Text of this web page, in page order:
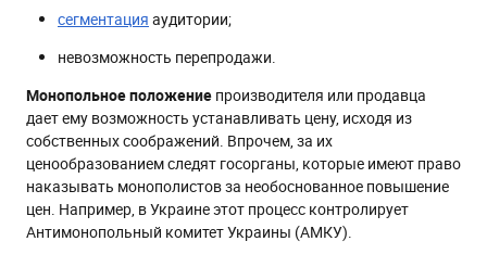
сегментация аудитории;
невозможность перепродажи.
Монопольное положение производителя или продавца
дает ему возможность устанавливать цену, исходя из
собственных соображений. Впрочем, за их
ценообразованием следят госорганы, которые имеют право
наказывать монополистов за необоснованное повышение
цен. Например, в Украине этот процесс контролирует
Антимонопольный комитет Украины (АМКУ).